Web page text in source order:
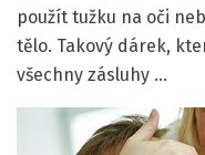
použít tužku na oči
tělo. Takový dárek,
všechny zásluhy ...